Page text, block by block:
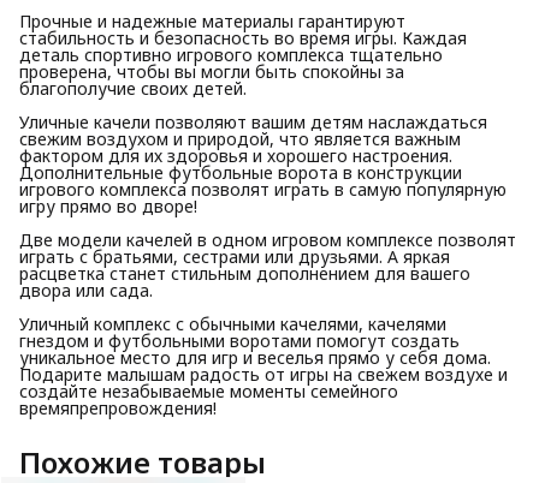
Прочные и надежные материалы гарантируют
стабильность и безопасность во время игры. Каждая
деталь спортивно игрового комплекса тщательно
проверена, чтобы вы могли быть спокойны за
благополучие своих детей.
Уличные качели позволяют вашим детям наслаждаться
свежим воздухом и природой, что является важным
фактором для их здоровья и хорошего настроения.
Дополнительные футбольные ворота в конструкции
игрового комплекса позволят играть в самую популярную
игру прямо во дворе!
Две модели качелей в одном игровом комплексе позволят
играть с братьями, сестрами или друзьями. А яркая
расцветка станет стильным дополнением для вашего
двора или сада.
Уличный комплекс с обычными качелями, качелями
гнездом и футбольными воротами помогут создать
уникальное место для игр и веселья прямо у себя дома.
Подарите малышам радость от игры на свежем воздухе и
создайте незабываемые моменты семейного
времяпрепровождения!
Похожие товары